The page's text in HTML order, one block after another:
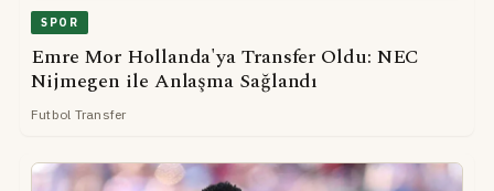
SPOR
Emre Mor Hollanda'ya Transfer Oldu: NEC
Nijmegen ile Anlaşma Sağlandı
Futbol Transfer